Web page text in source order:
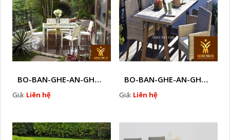
BO-BAN-GHE-AN-GHE-CAFE-MAY-NHUA-NGOAI-TROI-W51
Giá: Liên hệ
BO-BAN-GHE-AN-GHE-CAFE-MAY-NHUA-NGOAI-TROI-W52
Giá: Liên hệ